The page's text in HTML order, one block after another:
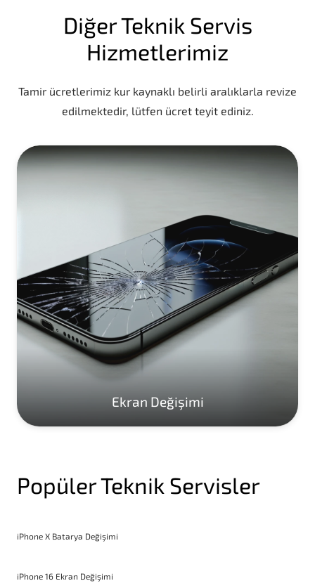
Diğer Teknik Servis
Hizmetlerimiz
Tamir ücretlerimiz kur kaynaklı belirli aralıklarla revize
edilmektedir, lütfen ücret teyit ediniz.
Ekran Değişimi
Popüler Teknik Servisler
iPhone X Batarya Değişimi
iPhone 16 Ekran Değişimi